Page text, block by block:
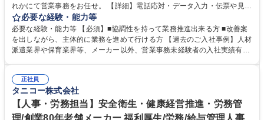
れかにて営業事務をお任せ。 【詳細】電話応対・データ入力・伝票や見積
の作成・カタログ送付・来客対応・営業所内で発生する事務業務や業務改
善をお任せ。 【教育制度】ご入社後、育成担当とペアになりながらOJTに
て業務を覚えていただくことが可能です。業務システムがきちんと構築さ
れているため、スムーズに仕事に慣れることができる環境です。また、
募集職種 【大阪・京都・滋賀】営業事務 ※未経験可
必要な経験・能力等
必要な経験・能力等 【必須】■協調性を持って業務推進出来る方 ■改善案
を出しながら、主体的に業務を進めて行ける方 【過去のご入社事例】人材
派遣業界や保育業界等、メーカー以外、営業事務未経験者の入社実績有
えて、お客様や社員の状況に合わせ、能動的なサポート、改善の動きも期
待され。組織を支えるスペシャリストとして、チームに貢献し、結果的に
社員から頼られる存在になることができます。平均19:30の退勤以降の業
務の持ち帰りも禁止されており、メリハリのある働き方となります。 学
正社員
タニコー株式会社
【人事・労務担当】安全衛生・健康経営推進・労務管
理/創業80年老舗メーカー 福利厚生/労務/給与管理人事